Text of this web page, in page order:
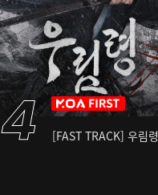
[FAST TRACK] 우림령